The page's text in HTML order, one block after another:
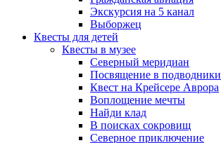
Экскурсия на 5 канал
Выборжец
Квесты для детей
Квесты в музее
Северный меридиан
Посвящение в подводники
Квест на Крейсере Аврора
Воплощение мечты
Найди клад
В поисках сокровищ
Северное приключение